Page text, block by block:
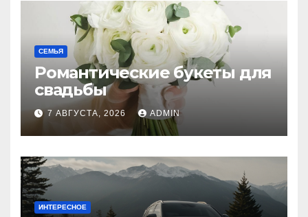
СЕМЬЯ
Романтические букеты для
свадьбы
7 АВГУСТА, 2026 ADMIN
ИНТЕРЕСНОЕ